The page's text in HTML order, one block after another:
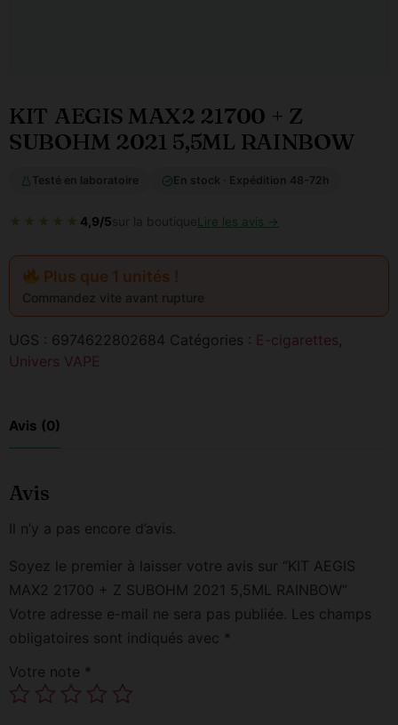
KIT AEGIS MAX2 21700 + Z
SUBOHM 2021 5,5ML RAINBOW
Testé en laboratoire En stock · Expédition 48-72h
★★★★★ 4,9/5sur la boutiqueLire les avis →
Plus que 1 unités !
Commandez vite avant rupture
UGS : 6974622802684 Catégories : E-cigarettes,
Univers VAPE
Avis (0)
Avis
Il n’y a pas encore d’avis.
Soyez le premier à laisser votre avis sur “KIT AEGIS
MAX2 21700 + Z SUBOHM 2021 5,5ML RAINBOW”
Votre adresse e-mail ne sera pas publiée. Les champs
obligatoires sont indiqués avec *
Votre note *